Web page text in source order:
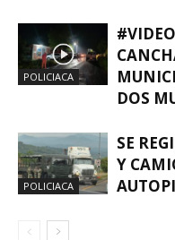
POLICIACA
DOS
POLICIACA
SE
Y